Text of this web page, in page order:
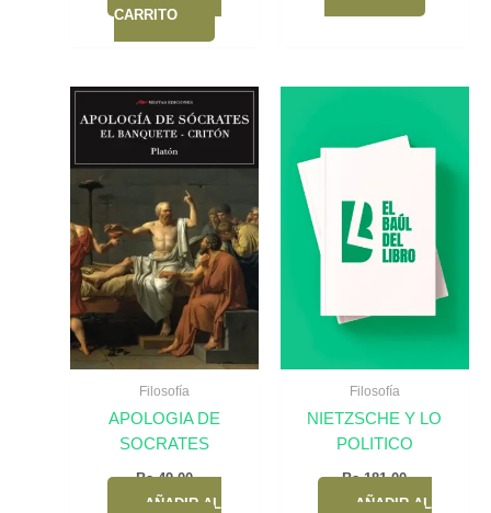
CARRITO
Filosofía
APOLOGIA DE
SOCRATES
Bs.49,00
AÑADIR AL
Filosofía
NIETZSCHE Y LO
POLITICO
Bs.181,00
AÑADIR AL